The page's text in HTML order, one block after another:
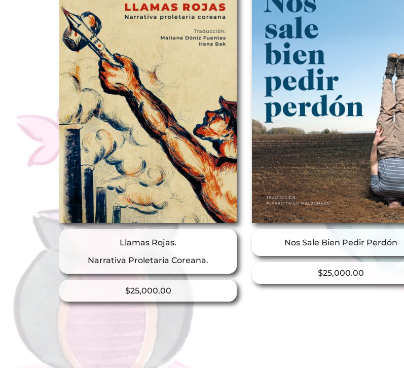
Llamas Rojas.
Narrativa Proletaria Coreana.
$25,000.00
Nos Sale Bien Pedir Perdón
$25,000.00